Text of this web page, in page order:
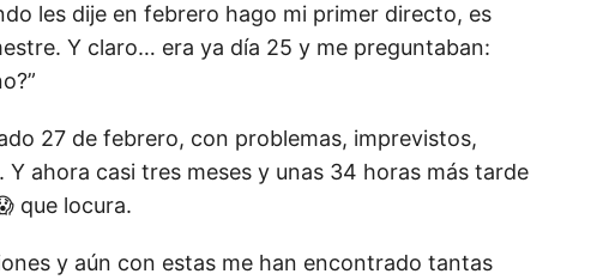
les dije en febrero hago mi primer directo, es
Y claro… era ya día 25 y me preguntaban:
27 de febrero, con problemas, imprevistos,
ahora casi tres meses y unas 34 horas más tarde
que locura.
y aún con estas me han encontrado tantas